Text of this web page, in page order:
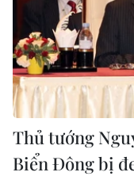
Thủ tướng
Biển Đông bị